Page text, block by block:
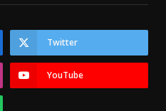
Twitter
YouTube